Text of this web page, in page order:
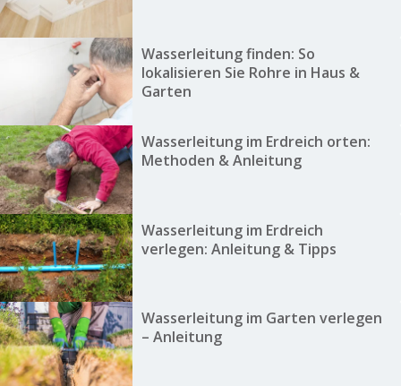
Wasserleitung finden: So
lokalisieren Sie Rohre in Haus &
Garten
Wasserleitung im Erdreich orten:
Methoden & Anleitung
Wasserleitung im Erdreich
verlegen: Anleitung & Tipps
Wasserleitung im Garten verlegen
– Anleitung